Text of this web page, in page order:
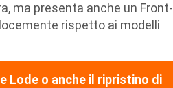
ma presenta anche un Front-
rispetto ai modelli
Lode o anche il ripristino di